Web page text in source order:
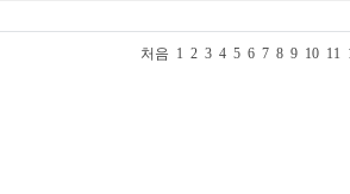
처음 1 2 3 4 5 6 7 8 9 10 11